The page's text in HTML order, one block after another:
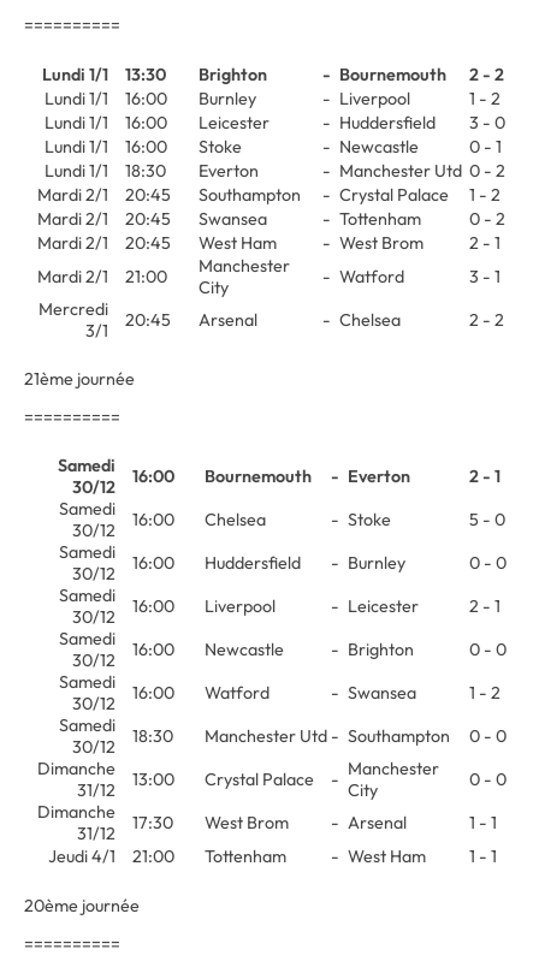
==========
Lundi 1/1 13:30 Brighton - Bournemouth
2 - 2
Lundi 1/1
16:00 Burnley - Liverpool
1 - 2
Lundi 1/1
16:00 Leicester - Huddersfield
3 - 0
Lundi 1/1
16:00 Stoke - Newcastle
0 - 1
Lundi 1/1
18:30 Everton - Manchester Utd 0 - 2
Mardi 2/1
20:45 Southampton - Crystal Palace
1 - 2
Mardi 2/1
20:45 Swansea - Tottenham
0 - 2
Mardi 2/1
20:45 West Ham - West Brom
2 - 1
Mardi 2/1
21:00
Manchester
City
- Watford
3 - 1
Mercredi
3/1
20:45 Arsenal - Chelsea 2 - 2
21ème journée
==========
Samedi
30/12
16:00 Bournemouth - Everton
2 - 1
Samedi
30/12
16:00 Chelsea - Stoke
5 - 0
Samedi
30/12
16:00 Huddersfield - Burnley
0 - 0
Samedi
30/12
16:00 Liverpool - Leicester
2 - 1
Samedi
30/12
16:00 Newcastle - Brighton
0 - 0
Samedi
30/12
16:00 Watford - Swansea
1 - 2
Samedi
30/12
18:30 Manchester Utd - Southampton
0 - 0
Dimanche
31/12
13:00 Crystal Palace - Manchester
City
0 - 0
Dimanche
31/12
17:30 West Brom - Arsenal
1 - 1
Jeudi 4/1
21:00 Tottenham - West Ham 1 - 1
20ème journée
==========